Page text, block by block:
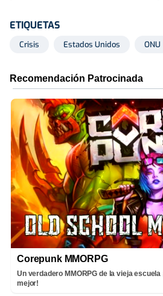
ETIQUETAS
Crisis Estados Unidos ONU
Corepunk MMORPG
Un verdadero MMORPG de la vieja
mejor!